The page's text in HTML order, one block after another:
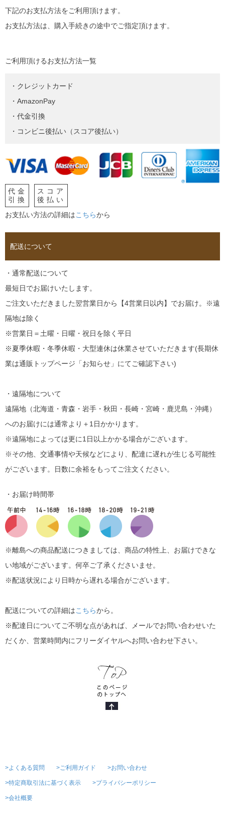
下記のお支払方法をご利用頂けます。
お支払方法は、購入手続きの途中でご指定頂けます。
ご利用頂けるお支払方法一覧
・クレジットカード
・AmazonPay
・代金引換
・コンビニ後払い（スコア後払い）
代金
引換
スコア
後払い
お支払い方法の詳細はこちらから
配送について
・通常配送について
最短日でお届けいたします。
ご注文いただきました翌営業日から【4営業日以内】でお届け。※遠
隔地は除く
※営業日＝土曜・日曜・祝日を除く平日
※夏季休暇・冬季休暇・大型連休は休業させていただきます(長期休
業は通販トップページ「お知らせ」にてご確認下さい)
・遠隔地について
遠隔地（北海道・青森・岩手・秋田・長崎・宮崎・鹿児島・沖縄）
へのお届けには通常より＋1日かかります。
※遠隔地によっては更に1日以上かかる場合がございます。
※その他、交通事情や天候などにより、配達に遅れが生じる可能性
がございます。日数に余裕をもってご注文ください。
・お届け時間帯
※離島への商品配送につきましては、商品の特性上、お届けできな
い地域がございます。何卒ご了承くださいませ。
※配送状況により日時から遅れる場合がございます。
配送についての詳細はこちらから。
※配達日についてご不明な点があれば、メールでお問い合わせいた
だくか、営業時間内にフリーダイヤルへお問い合わせ下さい。
>よくある質問 >ご利用ガイド >お問い合わせ
>特定商取引法に基づく表示 >プライバシーポリシー
>会社概要